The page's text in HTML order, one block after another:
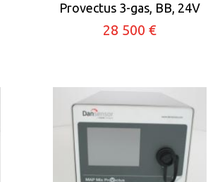
Provectus 3-gas, BB, 24V
28 500 €